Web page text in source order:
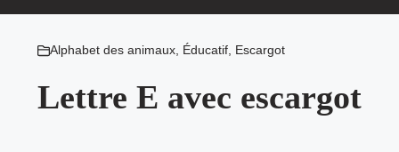
Alphabet des animaux, Éducatif, Escargot
Lettre E avec escargot